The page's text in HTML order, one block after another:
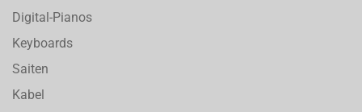
Digital-Pianos
Keyboards
Saiten
Kabel